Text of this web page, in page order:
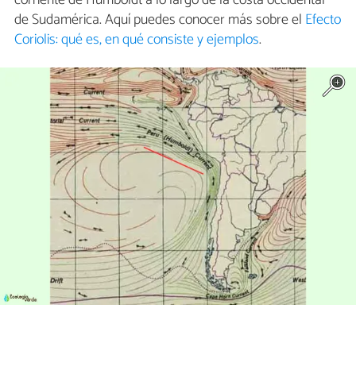
de Sudamérica. Aquí puedes conocer más sobre el Efecto
Coriolis: qué es, en qué consiste y ejemplos.